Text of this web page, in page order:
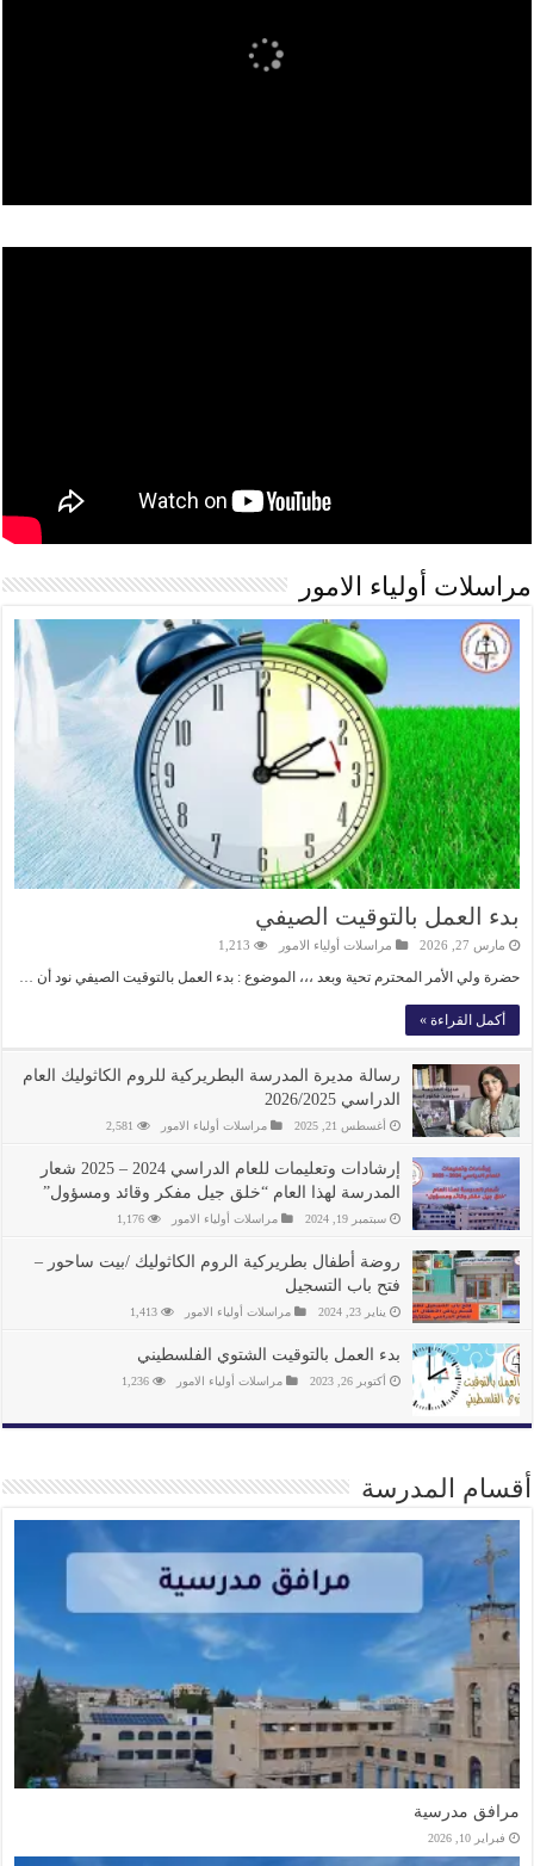
مراسلات أولياء الامور
بدء العمل بالتوقيت الصيفي
مارس 27, 2026 مراسلات أولياء الامور 1,213
حضرة ولي الأمر المحترم تحية وبعد ،،، الموضوع : بدء العمل بالتوقيت الصيفي نود أن …
أكمل القراءة »
رسالة مديرة المدرسة البطريركية للروم الكاثوليك العام
الدراسي 2026/2025
أغسطس 21, 2025 مراسلات أولياء الامور 2,581
إرشادات وتعليمات للعام الدراسي 2024 – 2025 شعار
المدرسة لهذا العام “خلق جيل مفكر وقائد ومسؤول”
سبتمبر 19, 2024 مراسلات أولياء الامور 1,176
روضة أطفال بطريركية الروم الكاثوليك /بيت ساحور –
فتح باب التسجيل
يناير 23, 2024 مراسلات أولياء الامور 1,413
بدء العمل بالتوقيت الشتوي الفلسطيني
أكتوبر 26, 2023 مراسلات أولياء الامور 1,236
أقسام المدرسة
مرافق مدرسية
فبراير 10, 2026